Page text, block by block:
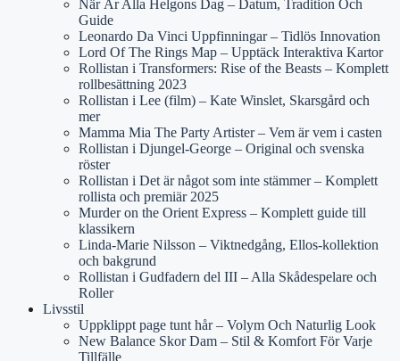
När Är Alla Helgons Dag – Datum, Tradition Och
Guide
Leonardo Da Vinci Uppfinningar – Tidlös Innovation
Lord Of The Rings Map – Upptäck Interaktiva Kartor
Rollistan i Transformers: Rise of the Beasts – Komplett
rollbesättning 2023
Rollistan i Lee (film) – Kate Winslet, Skarsgård och
mer
Mamma Mia The Party Artister – Vem är vem i casten
Rollistan i Djungel-George – Original och svenska
röster
Rollistan i Det är något som inte stämmer – Komplett
rollista och premiär 2025
Murder on the Orient Express – Komplett guide till
klassikern
Linda-Marie Nilsson – Viktnedgång, Ellos-kollektion
och bakgrund
Rollistan i Gudfadern del III – Alla Skådespelare och
Roller
Livsstil
Uppklippt page tunt hår – Volym Och Naturlig Look
New Balance Skor Dam – Stil & Komfort För Varje
Tillfälle